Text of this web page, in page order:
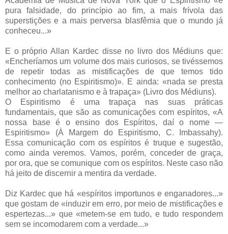
pura falsidade, do princípio ao fim, a mais frívola das
superstições e a mais perversa blasfêmia que o mundo já
conheceu...»
E o próprio Allan Kardec disse no livro dos Médiuns que:
«Encheríamos um volume dos mais curiosos, se tivéssemos
de repetir todas as mistificações de que temos tido
conhecimento (no Espiritismo)». E ainda: «nada se presta
melhor ao charlatanismo e à trapaça» (Livro dos Médiuns).
O Espiritismo é uma trapaça nas suas práticas
fundamentais, que são as comunicações com espíritos, «A
nossa base é o ensino dos Espíritos, daí o nome —
Espiritismo» (À Margem do Espiritismo, C. Imbassahy).
Essa comunicação com os espíritos é truque e sugestão,
como ainda veremos. Vamos, porém, conceder de graça,
por ora, que se comunique com os espíritos. Neste caso não
há jeito de discernir a mentira da verdade.
Diz Kardec que há «espíritos importunos e enganadores...»
que gostam de «induzir em erro, por meio de mistificações e
espertezas...» que «metem-se em tudo, e tudo respondem
sem se incomodarem com a verdade...»